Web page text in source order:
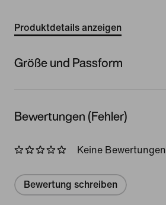
Produktdetails anzeigen
Größe und Passform
Bewertungen (Fehler)
Keine Bewertungen
Bewertung schreiben